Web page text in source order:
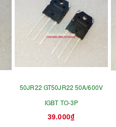
50JR22 GT50JR22 50A/600V
IGBT TO-3P
39.000₫